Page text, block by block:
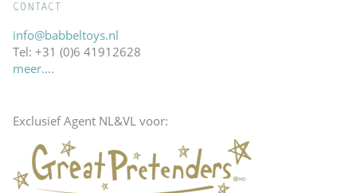
CONTACT
info@babbeltoys.nl
Tel: +31 (0)6 41912628
meer….
Exclusief Agent NL&VL voor: